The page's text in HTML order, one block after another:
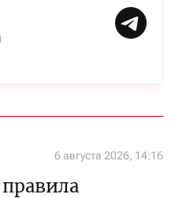
6 августа 2026, 14:16